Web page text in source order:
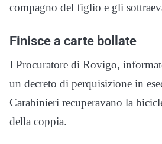
compagno del figlio e gli
Finisce a carte bollate
I Procuratore di Rovigo,
un decreto di perquisizione in
Carabinieri recuperavano la
della coppia.